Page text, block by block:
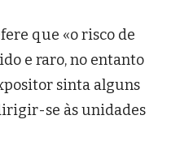
que «o risco de
e raro, no entanto
sinta alguns
se às unidades